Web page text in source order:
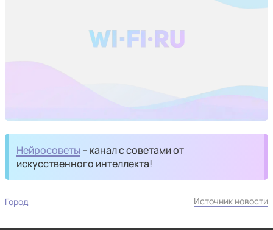
Нейросоветы – канал с советами от
искусственного интеллекта!
Город Источник новости